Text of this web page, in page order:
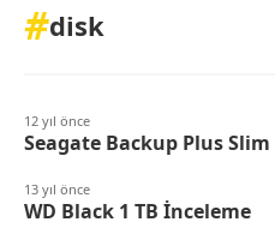
#disk
12 yıl önce
Seagate Backup Plus
13 yıl önce
WD Black 1 TB İnceleme